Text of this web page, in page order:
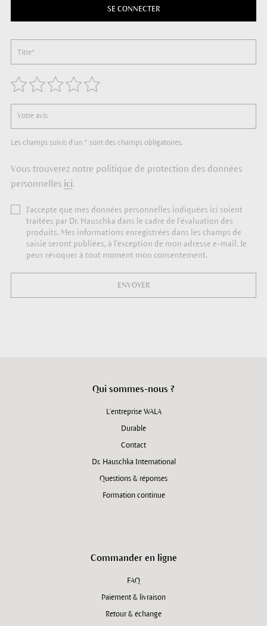
SE CONNECTER
Les champs suivis d'un * sont des champs obligatoires.
Vous trouverez notre politique de protection des données
personnelles ici.
J'accepte que mes données personnelles indiquées ici soient
traitées par Dr. Hauschka dans le cadre de l'évaluation des
produits. Mes informations enregistrées dans les champs de
saisie seront publiées, à l'exception de mon adresse e-mail. Je
peux révoquer à tout moment mon consentement.
ENVOYER
Qui sommes-nous ?
L'entreprise WALA
Durable
Contact
Dr. Hauschka International
Questions & réponses
Formation continue
Commander en ligne
FAQ
Paiement & livraison
Retour & échange